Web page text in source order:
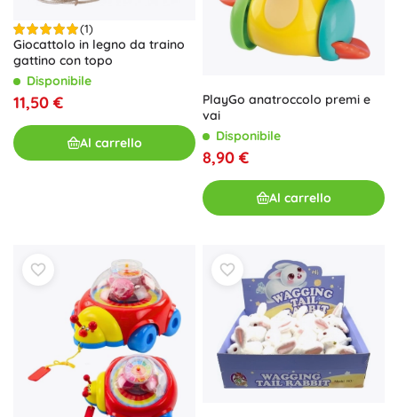
(1)
Giocattolo in legno da traino
gattino con topo
Disponibile
11,50 €
Al carrello
PlayGo anatroccolo premi e
vai
Disponibile
8,90 €
Al carrello